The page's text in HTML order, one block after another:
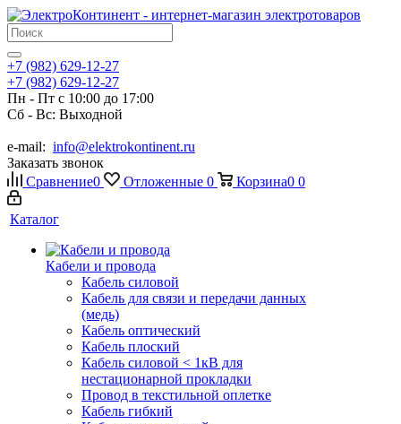
+7 (982) 629-12-27
+7 (982) 629-12-27
Пн - Пт с 10:00 до 17:00
Сб - Вс: Выходной
e-mail: info@elektrokontinent.ru
Заказать звонок
Сравнение0 Отложенные 0 Корзина0 0
Каталог
Кабели и провода
Кабель силовой
Кабель для связи и передачи данных
(медь)
Кабель оптический
Кабель плоский
Кабель силовой < 1кВ для
нестационарной прокладки
Провод в текстильной оплетке
Кабель гибкий